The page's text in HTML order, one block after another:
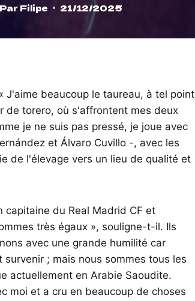
Par Filipe 21/12/2025
J'aime beaucoup le taureau, à tel point
de torero, où s'affrontent mes deux
je ne suis pas pressé, je joue avec
et Álvaro Cuvillo -, avec les
de l'élevage vers un lieu de qualité et
capitaine du Real Madrid CF et
très égaux », souligne-t-il. Ils
avec une grande humilité car
; mais nous sommes tous les
actuellement en Arabie Saoudite.
moi et a cru en beaucoup de choses